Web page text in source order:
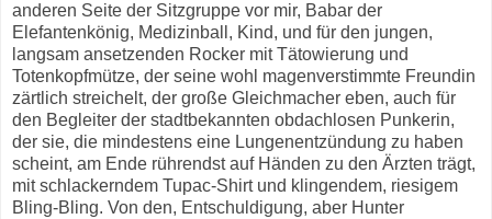
anderen Seite der Sitzgruppe vor mir, Babar der
Elefantenkönig, Medizinball, Kind, und für den jungen,
langsam ansetzenden Rocker mit Tätowierung und
Totenkopfmütze, der seine wohl magenverstimmte Freundin
zärtlich streichelt, der große Gleichmacher eben, auch für
den Begleiter der stadtbekannten obdachlosen Punkerin,
der sie, die mindestens eine Lungenentzündung zu haben
scheint, am Ende rührendst auf Händen zu den Ärzten trägt,
mit schlackerndem Tupac-Shirt und klingendem, riesigem
Bling-Bling. Von den, Entschuldigung, aber Hunter